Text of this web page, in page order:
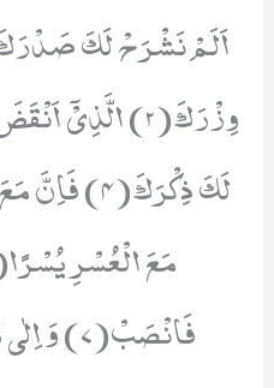
فَانْصَبْ(7) وَ اِلٰى رَبِّكَ فَارْغَبْ(8)